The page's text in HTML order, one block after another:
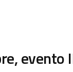
evento